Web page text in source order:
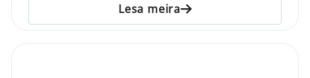
Lesa meira